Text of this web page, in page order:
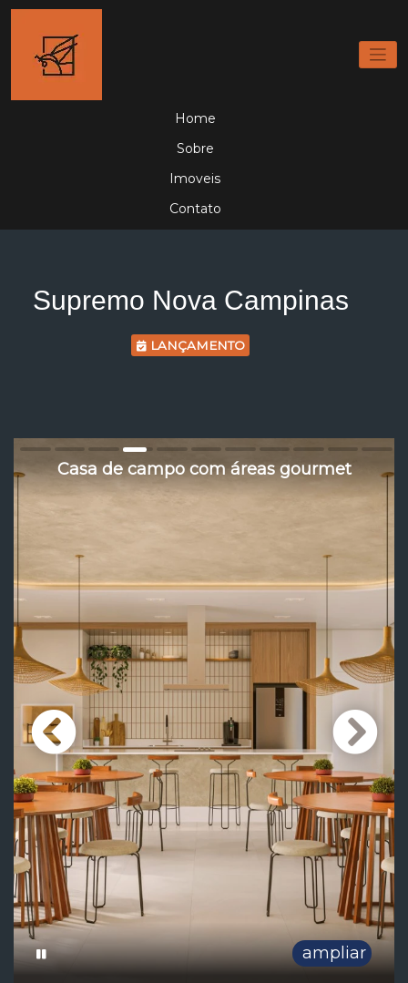
Home
Sobre
Imoveis
Contato
Supremo Nova Campinas
LANÇAMENTO
Casa de campo com áreas gourmet
ampliar